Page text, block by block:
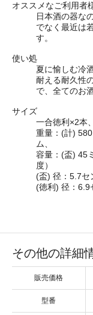
オススメなご利用者
日本酒の器な
でなく最近は
す。
使い処
夏に愉しむ冷
耐える耐久性
で、全てのお
サイズ
一合徳利×2本
重量：(計)
ム、
容量：(盃) 45
度）
(盃) 径：5.7セ
(徳利) 径：6.9
その他の詳細
販売価格
型番